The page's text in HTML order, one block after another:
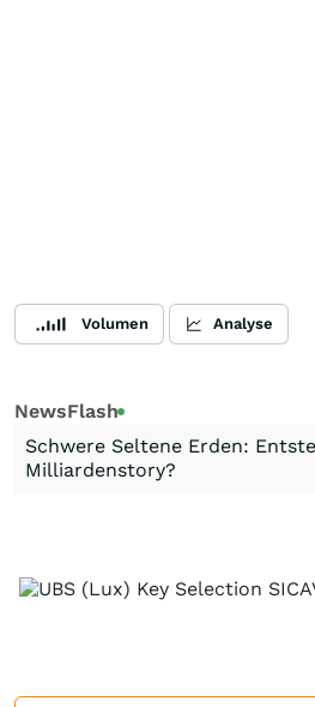
Volumen Analyse
NewsFlash
Schwere Seltene Erden:
Milliardenstory?